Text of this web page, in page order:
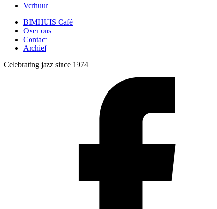
Verhuur
BIMHUIS Café
Over ons
Contact
Archief
Celebrating jazz since 1974